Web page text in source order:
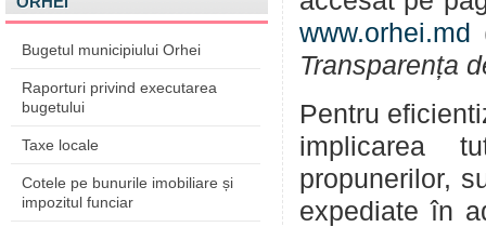
Bugetul municipiului Orhei
Raporturi privind executarea
bugetului
Taxe locale
Cotele pe bunurile imobiliare și
impozitul funciar
www.orhei.md
Transparența
Pentru
implicarea
propunerilor,
expediate în